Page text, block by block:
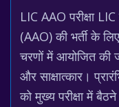
LIC AAO परीक्षा
(AAO) की भर्ती के
चरणों में आयोजित की
और साक्षात्कार।
को मुख्य परीक्षा में